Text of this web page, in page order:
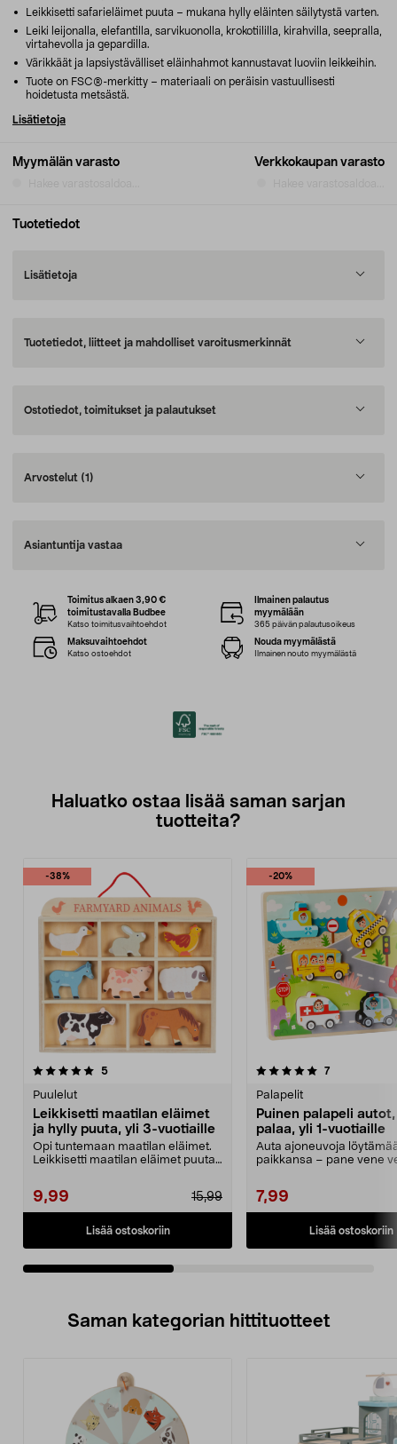
Myymälän varasto Verkkokaupan varasto
Leikkisetti safarieläimet puuta – mukana hylly eläinten säilytystä varten.
Leiki leijonalla, elefantilla, sarvikuonolla, krokotiililla, kirahvilla, seepralla,
virtahevolla ja gepardilla.
Värikkäät ja lapsiystävälliset eläinhahmot kannustavat luoviin leikkeihin.
Tuote on FSC®-merkitty – materiaali on peräisin vastuullisesti
hoidetusta metsästä.
Lisätietoja
Tuotetiedot
Lisätietoja
Tuotetiedot, liitteet ja mahdolliset varoitusmerkinnät
Ostotiedot, toimitukset ja palautukset
Arvostelut (1)
Asiantuntija vastaa
Toimitus alkaen 3,90 €
toimitustavalla Budbee
Katso toimitusvaihtoehdot
Ilmainen palautus
myymälään
365 päivän palautusoikeus
Maksuvaihtoehdot
Katso ostoehdot
Nouda myymälästä
Ilmainen nouto myymälästä
Haluatko ostaa lisää saman sarjan
tuotteita?
-38%
5arvostelut
Puulelut
Leikkisetti maatilan eläimet
ja hylly puuta, yli 3-vuotiaille
Opi tuntemaan maatilan eläimet.
Leikkisetti maatilan eläimet puuta
15,99
9,99
Lisää ostoskoriin
-20%
5.0viidestä
7arvostelut
Palapelit
Puinen palapeli autot,
palaa, yli 1-vuotiaille
Auta ajoneuvoja
paikkansa – pane vene
7,99
Lisää ostoskoriin
5.0viidestä
Saman kategorian hittituotteet